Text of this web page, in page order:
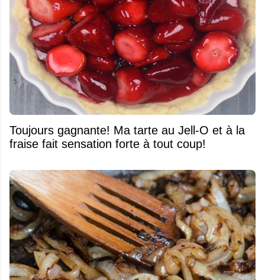
Toujours gagnante! Ma tarte au Jell-O et à la
fraise fait sensation forte à tout coup!